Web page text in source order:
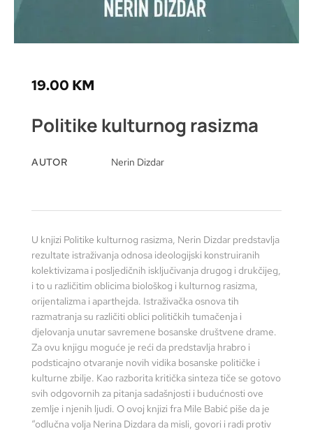
19.00 KM
Politike kulturnog rasizma
AUTOR Nerin Dizdar
U knjizi Politike kulturnog rasizma, Nerin Dizdar predstavlja
rezultate istraživanja odnosa ideologijski konstruiranih
kolektivizama i posljedičnih isključivanja drugog i drukčijeg,
i to u različitim oblicima biološkog i kulturnog rasizma,
orijentalizma i aparthejda. Istraživačka osnova tih
razmatranja su različiti oblici političkih tumačenja i
djelovanja unutar savremene bosanske društvene drame.
Za ovu knjigu moguće je reći da predstavlja hrabro i
podsticajno otvaranje novih vidika bosanske političke i
kulturne zbilje. Kao razborita kritička sinteza tiče se gotovo
svih odgovornih za pitanja sadašnjosti i budućnosti ove
zemlje i njenih ljudi. O ovoj knjizi fra Mile Babić piše da je
“odlučna volja Nerina Dizdara da misli, govori i radi protiv